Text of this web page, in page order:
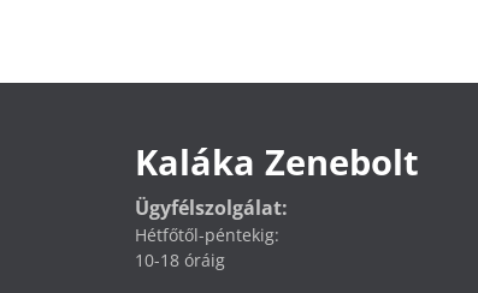
Kaláka Zenebolt
Ügyfélszolgálat:
Hétfőtől-péntekig:
10-18 óráig